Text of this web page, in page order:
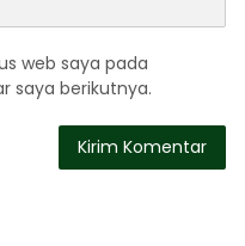
web saya pada
saya berikutnya.